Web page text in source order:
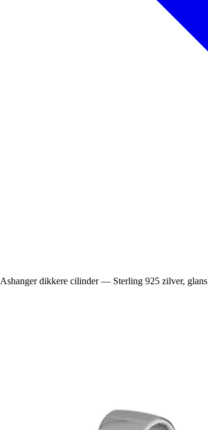
Ashanger dikkere cilinder — Sterling 925 zilver, glans